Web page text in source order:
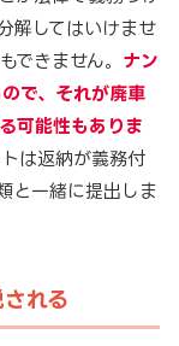
解してはいけませ
できません。 ナン
で、それが廃車
可能性もありま
は返納が義務付
と一緒に提出しま
れる